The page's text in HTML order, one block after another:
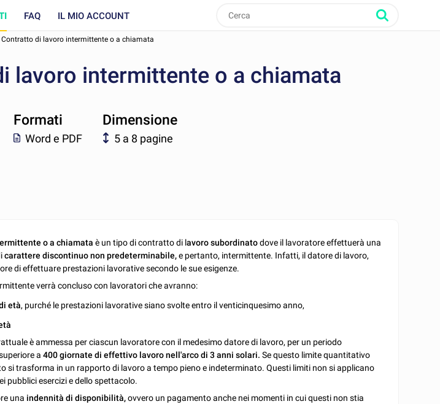
FAQ IL MIO ACCOUNT
Contratto di lavoro intermittente o a chiamata
lavoro intermittente o a chiamata
Formati
Word e PDF
Dimensione
5 a 8 pagine
o a chiamataè un tipo di contratto di lavoro subordinatodove il lavoratore effettuerà una
carattere discontinuo non predeterminabile,e pertanto, intermittente. Infatti, il datore di lavoro,
di effettuare prestazioni lavorative secondo le sue esigenze.
verrà concluso con lavoratori che avranno:
età, purché le prestazioni lavorative siano svolte entro il venticinquesimo anno,
è ammessa per ciascun lavoratore con il medesimo datore di lavoro, per un periodo
a400 giornate di effettivo lavoro nell'arco di 3 anni solari. Se questo limite quantitativo
si trasforma in un rapporto di lavoro a tempo pieno e indeterminato. Questi limiti non si applicano
pubblici esercizi e dello spettacolo.
una indennità di disponibilità,ovvero un pagamento anche nei momenti in cui questi non stia